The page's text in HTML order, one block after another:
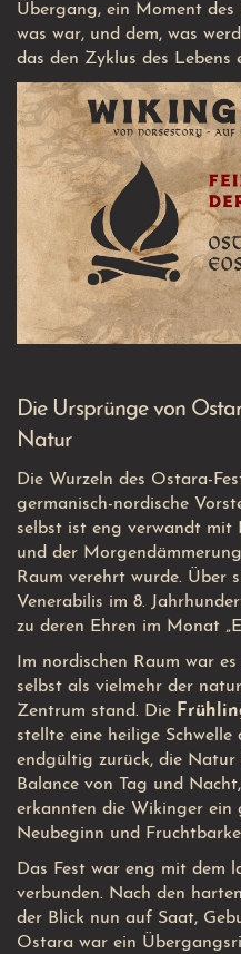
Übergang, ein Moment des
was war, und dem, was
das den Zyklus des Lebens
Die Ursprünge von
Natur
Die Wurzeln des Ostara-
germanisch-nordische
selbst ist eng verwandt mit
und der
Raum verehrt wurde. Über
Venerabilis im 8.
zu deren Ehren im Monat
Im nordischen Raum war
selbst als vielmehr der
Zentrum stand. Die
stellte eine heilige
endgültig zurück, die Natur
Balance von Tag und
erkannten die Wikinger ein
Neubeginn und
Das Fest war eng mit dem
verbunden. Nach den
der Blick nun auf Saat,
Ostara war ein